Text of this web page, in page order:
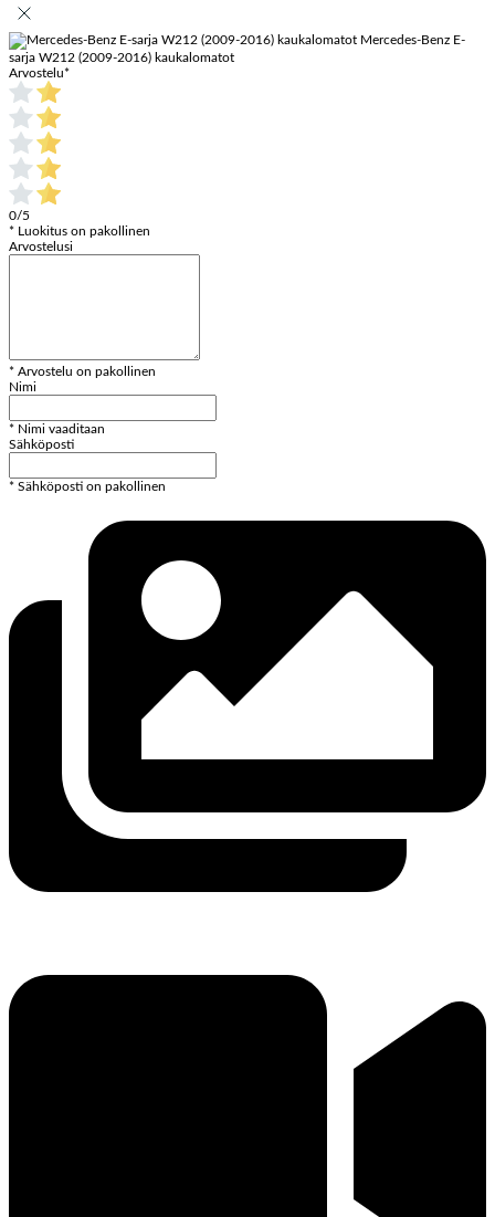
Mercedes-Benz E-
sarja W212 (2009-2016) kaukalomatot
Arvostelu*
0/5
* Luokitus on pakollinen
Arvostelusi
* Arvostelu on pakollinen
Nimi
* Nimi vaaditaan
Sähköposti
* Sähköposti on pakollinen